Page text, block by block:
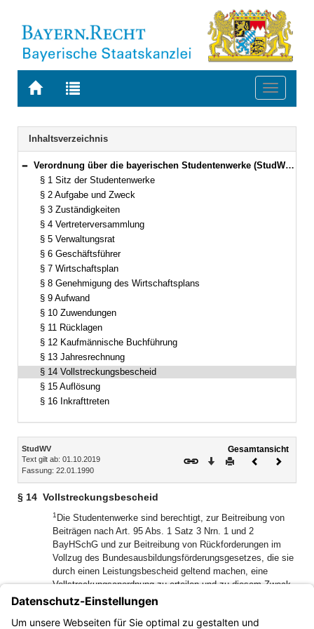
Zur
BAYERN.RECHT
Zur
letzten
Suche
Toggle
Navigation
Inhaltsverzeichnis
Bereich reduzieren
Verordnung über die bayerischen Studentenwerke (StudWV) In der Fassung der Bekanntmachung vom 22. Januar 1990 (GVBl. S. 42) BayRS 2210-1-1-7-1-WK (§§ 1–16)
§ 1 Sitz der Studentenwerke
§ 2 Aufgabe und Zweck
§ 3 Zuständigkeiten
§ 4 Vertreterversammlung
§ 5 Verwaltungsrat
§ 6 Geschäftsführer
§ 7 Wirtschaftsplan
§ 8 Genehmigung des Wirtschaftsplans
§ 9 Aufwand
§ 10 Zuwendungen
§ 11 Rücklagen
§ 12 Kaufmännische Buchführung
§ 13 Jahresrechnung
§ 14 Vollstreckungsbescheid
§ 15 Auflösung
§ 16 Inkrafttreten
Inhalt
StudWV
Text gilt ab: 01.10.2019
Fassung: 22.01.1990
Gesamtansicht
Download
DruckenVorheriges
§ 14 Vollstreckungsbescheid
1 Die Studentenwerke sind berechtigt, zur Beitreibung von
Beiträgen nach Art. 95 Abs. 1 Satz 3 Nrn. 1 und 2
BayHSchG und zur Beitreibung von Rückforderungen im
Vollzug des Bundesausbildungsförderungsgesetzes, die sie
durch einen Leistungsbescheid geltend machen, eine
Vollstreckungsanordnung zu erteilen und zu diesem Zweck
die Vollstreckungsklausel auf eine Ausfertigung des
Leistungsbescheids zu setzen.
Studentenwerke berechtigt, Buß- und Zwangsgeldbescheide